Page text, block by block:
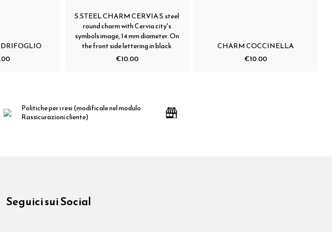
S.STEEL CHARM CERVIA S.steel
round charm with Cervia city's
symbols image, 14 mm diameter. On
the front side lettering in black
€10.00
CHARM COCCINELLA
€10.00
Politiche per i resi(modificale nel modulo
Rassicurazioni cliente)
Seguici sui Social